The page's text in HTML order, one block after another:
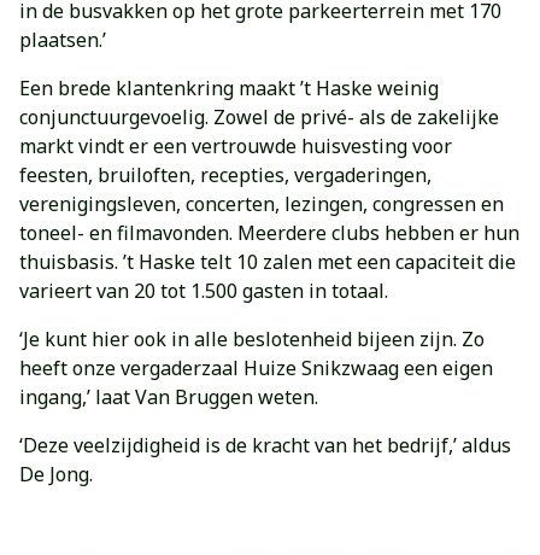
in de busvakken op het grote parkeerterrein met 170
plaatsen.’
Een brede klantenkring maakt ’t Haske weinig
conjunctuurgevoelig. Zowel de privé- als de zakelijke
markt vindt er een vertrouwde huisvesting voor
feesten, bruiloften, recepties, vergaderingen,
verenigingsleven, concerten, lezingen, congressen en
toneel- en filmavonden. Meerdere clubs hebben er hun
thuisbasis. ’t Haske telt 10 zalen met een capaciteit die
varieert van 20 tot 1.500 gasten in totaal.
‘Je kunt hier ook in alle beslotenheid bijeen zijn. Zo
heeft onze vergaderzaal Huize Snikzwaag een eigen
ingang,’ laat Van Bruggen weten.
‘Deze veelzijdigheid is de kracht van het bedrijf,’ aldus
De Jong.